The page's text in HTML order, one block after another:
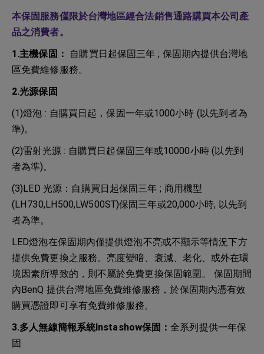
本保固服務僅限於台灣地區經合法銷售通路購買本公司產
品之消費者。
1.主機保固：
自購買日起保固三年 ; 保固期內提供台灣地
區免費維修服務。
2.光源保固
(1)燈泡 : 自購買日起，保固一年或1000小時 (以先到者為
準)。
(2)雷射光源 : 自購買日起保固三年或10000小時 (以先到
者為準)。
(3)LED 光源：自購買日起保固三年 ; 商用機型
(LH730,LH500,LW500ST)保固三年或20,000小時, 以先到
者為準。
LED燈泡在保固期內僅提供燈泡不亮或不顯示等情況下方
提供免費更換之服務。亮度變暗、衰減、老化、或外在環
境因素所導致的，則不屬於免費更換保固範圍。 保固期間
內BenQ 提供台灣地區免費維修服務，於保固期內憑有效
購買憑證即可享有免費維修服務。
3.多人無線簡報系統Instashow保固：全系列提供一年保
固